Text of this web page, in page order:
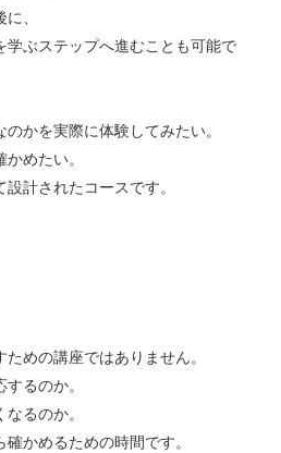
、
学ぶステップへ進むことも可能で
かを実際に体験してみたい。
めたい。
計されたコースです。
めの講座ではありません。
るのか。
るのか。
かめるための時間です。